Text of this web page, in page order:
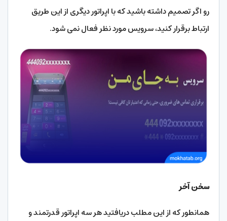
رو اگر تصمیم داشته باشید که با اپراتور دیگری از این طریق
ارتباط برقرار کنید، سرویس مورد نظر فعال نمی شود.
سخن آخر
همانطور که از این مطلب دریافتید هر سه اپراتور قدرتمند و